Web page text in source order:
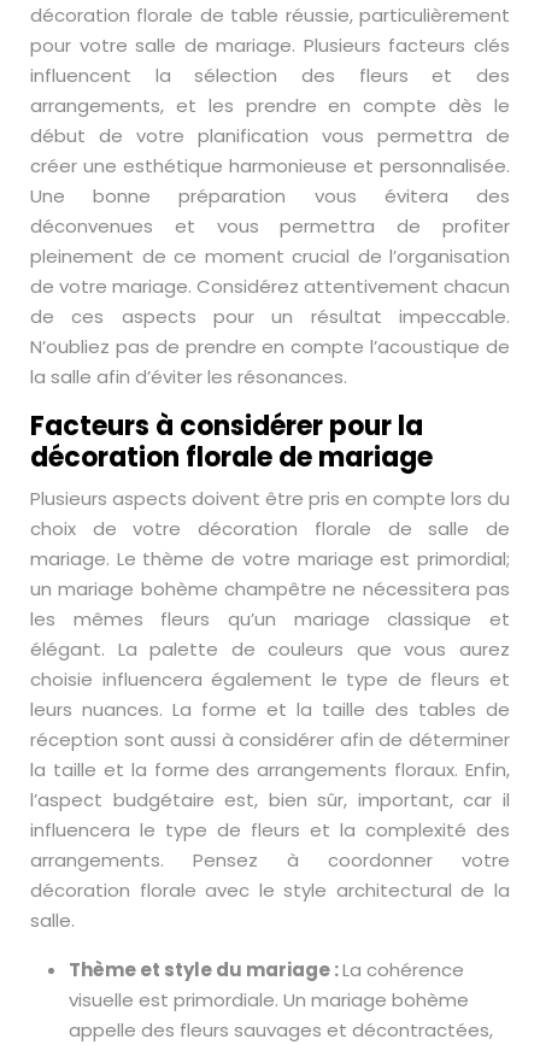
décoration florale de table réussie, particulièrement
pour votre salle de mariage. Plusieurs facteurs clés
influencent la sélection des fleurs et des
arrangements, et les prendre en compte dès le
début de votre planification vous permettra de
créer une esthétique harmonieuse et personnalisée.
Une bonne préparation vous évitera des
déconvenues et vous permettra de profiter
pleinement de ce moment crucial de l’organisation
de votre mariage. Considérez attentivement chacun
de ces aspects pour un résultat impeccable.
N’oubliez pas de prendre en compte l’acoustique de
la salle afin d’éviter les résonances.
Facteurs à considérer pour la
décoration florale de mariage
Plusieurs aspects doivent être pris en compte lors du
choix de votre décoration florale de salle de
mariage. Le thème de votre mariage est primordial;
un mariage bohème champêtre ne nécessitera pas
les mêmes fleurs qu’un mariage classique et
élégant. La palette de couleurs que vous aurez
choisie influencera également le type de fleurs et
leurs nuances. La forme et la taille des tables de
réception sont aussi à considérer afin de déterminer
la taille et la forme des arrangements floraux. Enfin,
l’aspect budgétaire est, bien sûr, important, car il
influencera le type de fleurs et la complexité des
arrangements. Pensez à coordonner votre
décoration florale avec le style architectural de la
salle.
Thème et style du mariage :La cohérence
visuelle est primordiale. Un mariage bohème
appelle des fleurs sauvages et décontractées,